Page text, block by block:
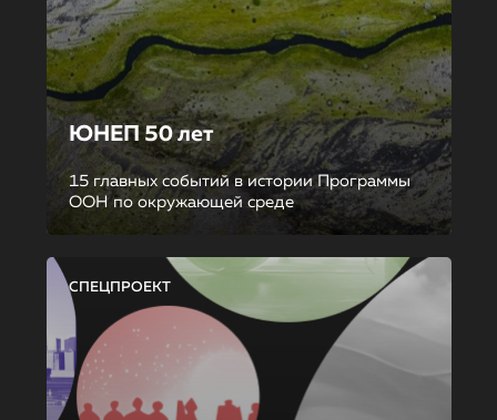
ЮНЕП 50 лет
15 главных событий в истории Программы
ООН по окружающей среде
СПЕЦПРОЕКТ